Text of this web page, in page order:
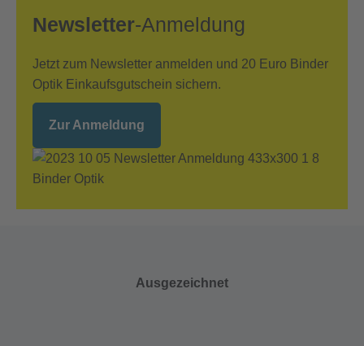
Newsletter-Anmeldung
Jetzt zum Newsletter anmelden und 20 Euro Binder
Optik Einkaufsgutschein sichern.
Zur Anmeldung
Ausgezeichnet